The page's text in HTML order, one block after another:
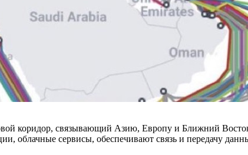
коридор, связывающий Азию, Европу и Ближний
облачные сервисы, обеспечивают связь и передачу